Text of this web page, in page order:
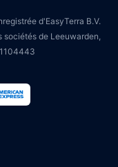
d'EasyTerra B.V.
de Leeuwarden,